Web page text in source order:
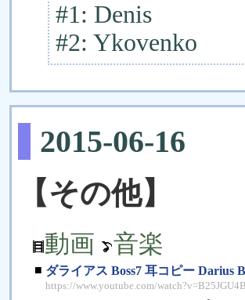
#1: Denis
#2: Ykovenko
2015-06-16
【その他】
動画 音楽
■ ダライアス Boss7 耳コピー Darius
https://www.youtube.com/